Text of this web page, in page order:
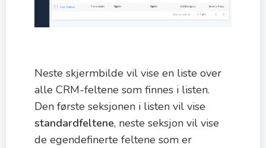
Neste skjermbilde vil vise en liste over
alle CRM-feltene som finnes i listen.
Den første seksjonen i listen vil vise
standardfeltene, neste seksjon vil vise
de egendefinerte feltene som er